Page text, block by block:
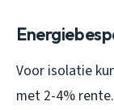
Voor isolatie
met 2-4%